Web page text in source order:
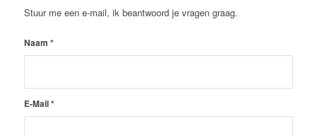
Stuur me een e-mail, ik beantwoord je vragen graag.
Naam *
E-Mail*